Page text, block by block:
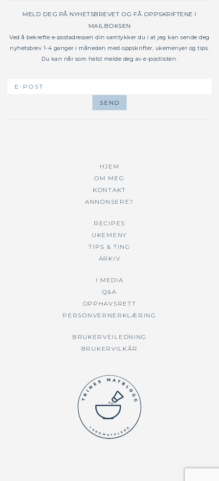
MELD DEG PÅ NYHETSBREVET OG FÅ OPPSKRIFTENE I
MAILBOKSEN
Ved å bekrefte e-postadressen din samtykker du i at jeg kan sende deg
nyhetsbrev 1-4 ganger i måneden med oppskrifter, ukemenyer og tips.
Du kan når som helst melde deg av e-postlisten.
HJEM
OM MEG
KONTAKT
ANNONSERE?
RECIPES
UKEMENY
TIPS & TING
ARKIV
I MEDIA
Q&A
OPPHAVSRETT
PERSONVERNERKLÆRING
BRUKERVEILEDNING
BRUKERVILKÅR